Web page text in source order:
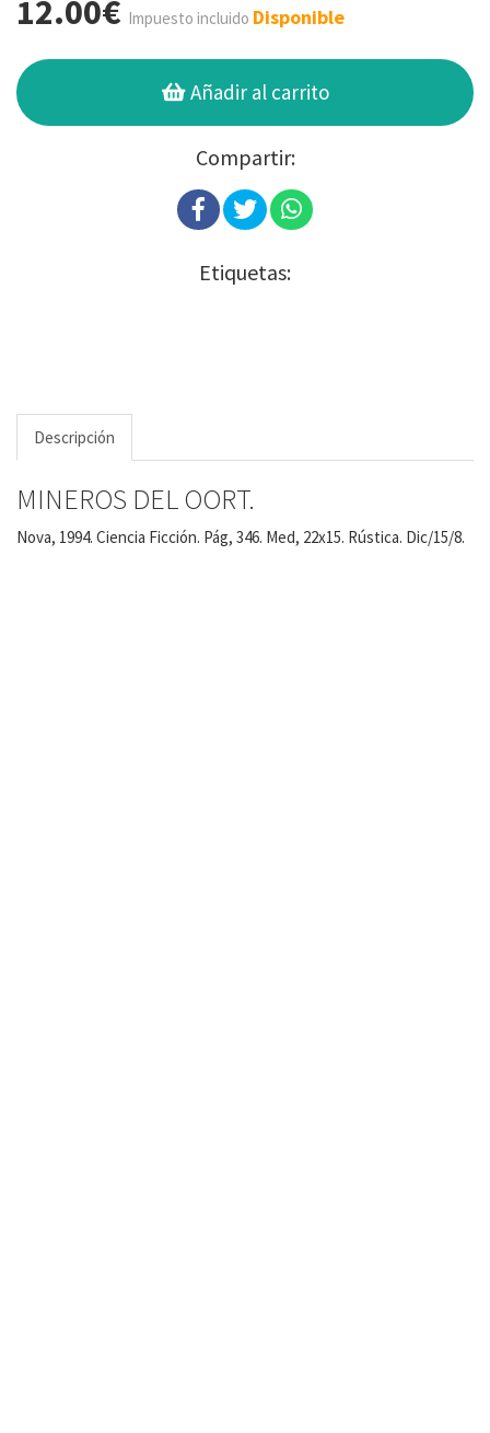
12.00€ Impuesto incluido Disponible
Añadir al carrito
Compartir:
Etiquetas:
Descripción
MINEROS DEL OORT.
Nova, 1994. Ciencia Ficción. Pág, 346. Med, 22x15. Rústica. Dic/15/8.